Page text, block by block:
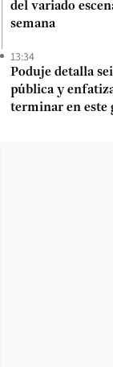
del variado
semana
13:34
Poduje detalla
pública y
terminar en este